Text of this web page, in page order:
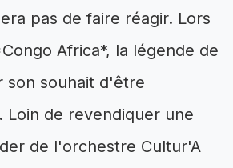
pas de faire réagir. Lors
Africa*, la légende de
son souhait d'être
de revendiquer une
de l'orchestre Cultur'A